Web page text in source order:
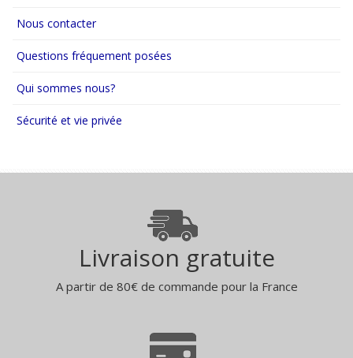
Nous contacter
Questions fréquement posées
Qui sommes nous?
Sécurité et vie privée
Livraison gratuite
A partir de 80€ de commande pour la France